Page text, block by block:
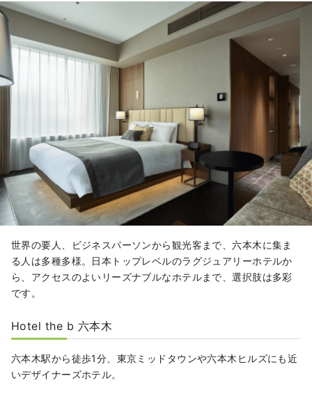
世界の要人、ビジネスパーソンから観光客まで、六本木に集ま
る人は多種多様。日本トップレベルのラグジュアリーホテルか
ら、アクセスのよいリーズナブルなホテルまで、選択肢は多彩
です。
Hotel the b 六本木
六本木駅から徒歩1分、東京ミッドタウンや六本木ヒルズにも近
いデザイナーズホテル。